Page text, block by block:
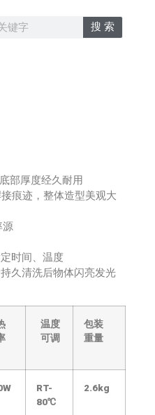
搜 索
部厚度经久耐用
痕迹，整体造型美观大
源
时间、温度
久清洗后物体闪亮发光
温度
可调
包装
重量
RT-
80℃
2.6kg